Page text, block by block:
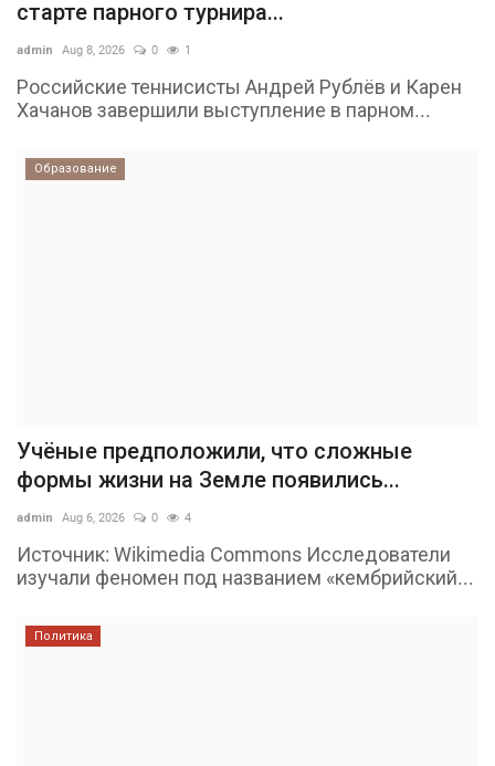
старте парного турнира...
admin Aug 8, 2026 0 1
Российские теннисисты Андрей Рублёв и Карен
Хачанов завершили выступление в парном...
Образование
Учёные предположили, что сложные
формы жизни на Земле появились...
admin Aug 6, 2026 0 4
Источник: Wikimedia Commons Исследователи
изучали феномен под названием «кембрийский...
Политика